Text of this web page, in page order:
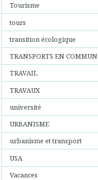
Tourisme
tours
transition écologique
TRANSPORTS EN COMMUN
TRAVAIL
TRAVAUX
université
URBANISME
urbanisme et transport
USA
Vacances